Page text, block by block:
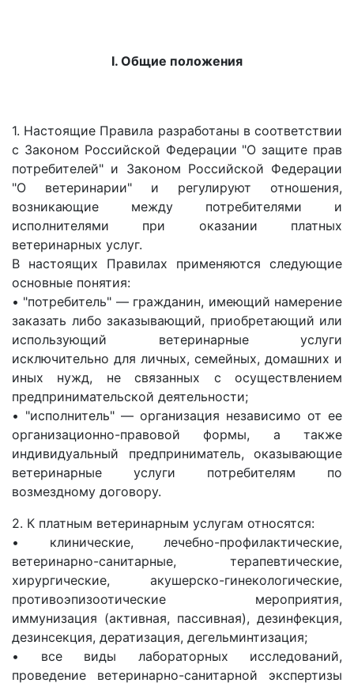
I. Общие положения
1. Настоящие Правила разработаны в соответствии
с Законом Российской Федерации "О защите прав
потребителей" и Законом Российской Федерации
"О ветеринарии" и регулируют отношения,
возникающие между потребителями и
исполнителями при оказании платных
ветеринарных услуг.
В настоящих Правилах применяются следующие
основные понятия:
• "потребитель" — гражданин, имеющий намерение
заказать либо заказывающий, приобретающий или
использующий ветеринарные услуги
исключительно для личных, семейных, домашних и
иных нужд, не связанных с осуществлением
предпринимательской деятельности;
• "исполнитель" — организация независимо от ее
организационно-правовой формы, а также
индивидуальный предприниматель, оказывающие
ветеринарные услуги потребителям по
возмездному договору.
2. К платным ветеринарным услугам относятся:
• клинические, лечебно-профилактические,
ветеринарно-санитарные, терапевтические,
хирургические, акушерско-гинекологические,
противоэпизоотические мероприятия,
иммунизация (активная, пассивная), дезинфекция,
дезинсекция, дератизация, дегельминтизация;
• все виды лабораторных исследований,
проведение ветеринарно-санитарной экспертизы